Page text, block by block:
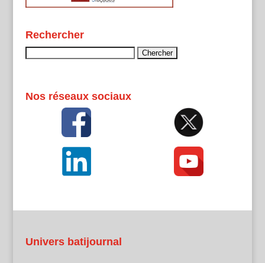
Rechercher
Nos réseaux sociaux
Univers batijournal